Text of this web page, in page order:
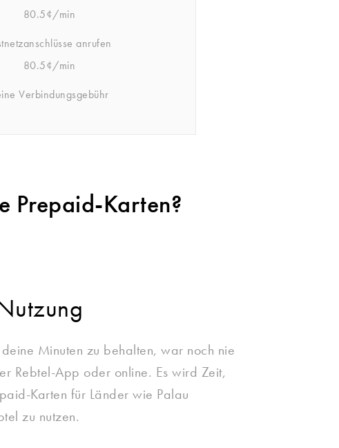
80.5¢/min
anrufen
80.5¢/min
Verbindungsgebühr
Prepaid-Karten?
Minuten zu behalten, war noch nie
Rebtel-App oder online. Es wird Zeit,
Karten für Länder wie Palau
zu nutzen.